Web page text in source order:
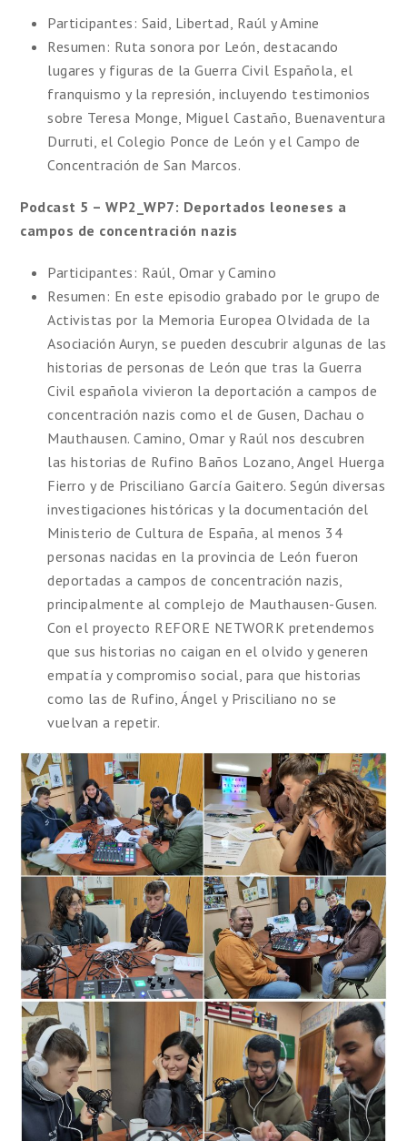
Participantes: Said, Libertad, Raúl y Amine
Resumen: Ruta sonora por León, destacando
lugares y figuras de la Guerra Civil Española, el
franquismo y la represión, incluyendo testimonios
sobre Teresa Monge, Miguel Castaño, Buenaventura
Durruti, el Colegio Ponce de León y el Campo de
Concentración de San Marcos.
Podcast 5 – WP2_WP7: Deportados leoneses a
campos de concentración nazis
Participantes: Raúl, Omar y Camino
Resumen: En este episodio grabado por le grupo de
Activistas por la Memoria Europea Olvidada de la
Asociación Auryn, se pueden descubrir algunas de las
historias de personas de León que tras la Guerra
Civil española vivieron la deportación a campos de
concentración nazis como el de Gusen, Dachau o
Mauthausen. Camino, Omar y Raúl nos descubren
las historias de Rufino Baños Lozano, Angel Huerga
Fierro y de Prisciliano García Gaitero. Según diversas
investigaciones históricas y la documentación del
Ministerio de Cultura de España, al menos 34
personas nacidas en la provincia de León fueron
deportadas a campos de concentración nazis,
principalmente al complejo de Mauthausen-Gusen.
Con el proyecto REFORE NETWORK pretendemos
que sus historias no caigan en el olvido y generen
empatía y compromiso social, para que historias
como las de Rufino, Ángel y Prisciliano no se
vuelvan a repetir.